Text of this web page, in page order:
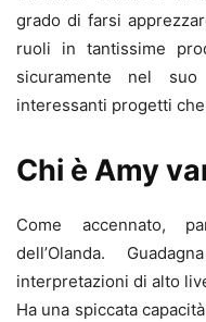
grado di farsi
ruoli in tantissime
sicuramente nel
interessanti progetti
Chi è Amy
Come accennato,
dell’Olanda.
interpretazioni di alto
Ha una spiccata